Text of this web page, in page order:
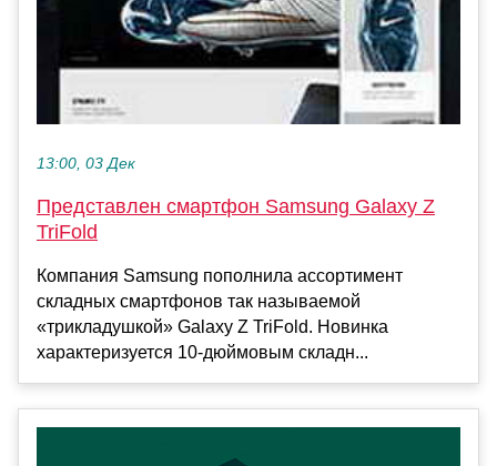
13:00, 03 Дек
Представлен смартфон Samsung Galaxy Z
TriFold
Компания Samsung пополнила ассортимент
складных смартфонов так называемой
«трикладушкой» Galaxy Z TriFold. Новинка
характеризуется 10-дюймовым складн...